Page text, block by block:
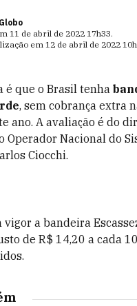
11 de abril de 2022 17h33.
em 12 de abril de 2022
é que o Brasil tenha
, sem cobrança extra
ano. A avaliação é do
Operador Nacional do
Ciocchi.
vigor a bandeira
de R$ 14,20 a cada